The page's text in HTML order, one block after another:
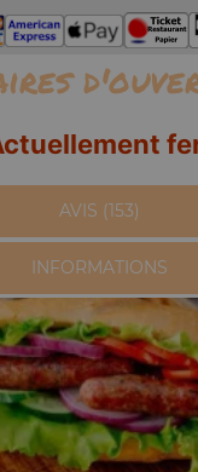
AVIS (153)
INFORMATIONS